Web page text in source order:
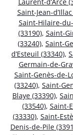
Saint-Jean-
Saint-Hilaire-
(33190), Saint-
(33240), Saint-
d’Esteuil (33340),
Germain-de-
Saint-Genès-de-
(33240), Saint-
Blaye (33390),
(33540), Saint-
(33330), Saint-
Denis-de-Pile